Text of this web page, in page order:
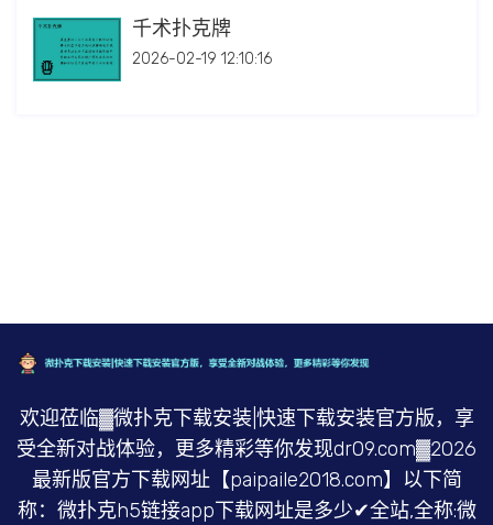
千术扑克牌
2026-02-19 12:10:16
欢迎莅临▓微扑克下载安装|快速下载安装官方版，享
受全新对战体验，更多精彩等你发现dr09.com▓2026
最新版官方下载网址【paipaile2018.com】以下简
称：微扑克h5链接app下载网址是多少✔全站,全称:微